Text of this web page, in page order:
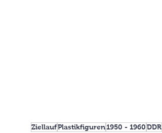
ZiellaufPlastikfiguren1950 - 1960DDR